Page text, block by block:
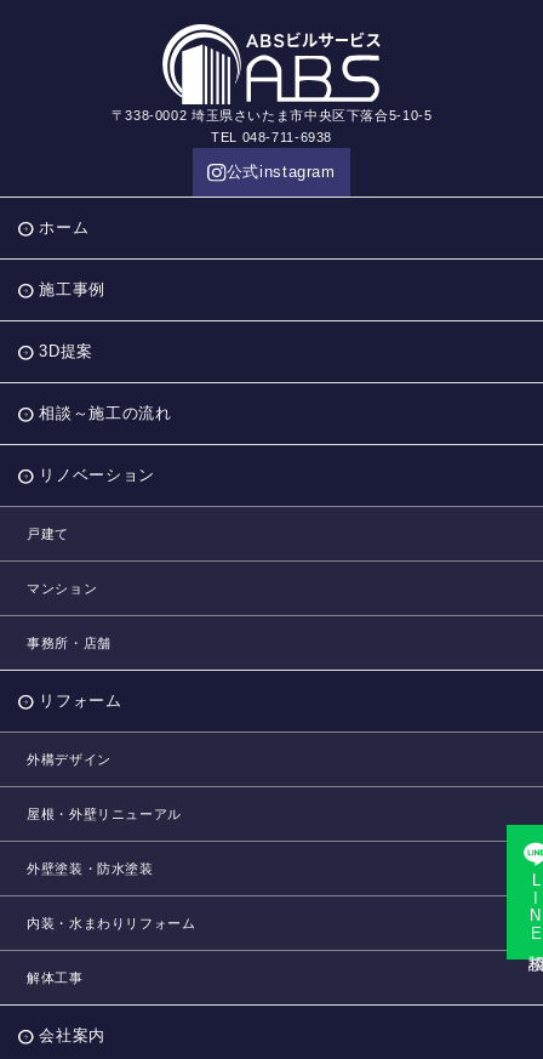
〒338-0002 埼玉県さいたま市中央区下落合5-10-5
TEL 048-711-6938
公式instagram
ホーム
施工事例
3D提案
相談～施工の流れ
リノベーション
戸建て
マンション
事務所・店舗
リフォーム
外構デザイン
屋根・外壁リニューアル
外壁塗装・防水塗装
内装・水まわりリフォーム
解体工事
会社案内